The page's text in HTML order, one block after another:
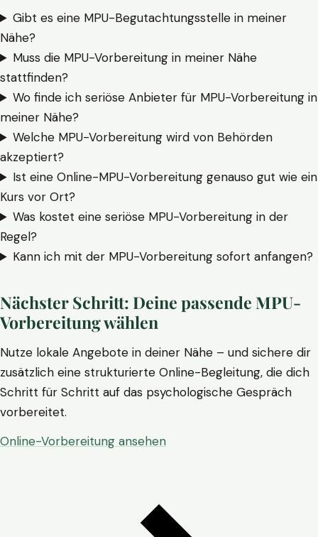
Gibt es eine MPU-Begutachtungsstelle in meiner
Nähe?
Muss die MPU-Vorbereitung in meiner Nähe
stattfinden?
Wo finde ich seriöse Anbieter für MPU-Vorbereitung in
meiner Nähe?
Welche MPU-Vorbereitung wird von Behörden
akzeptiert?
Ist eine Online-MPU-Vorbereitung genauso gut wie ein
Kurs vor Ort?
Was kostet eine seriöse MPU-Vorbereitung in der
Regel?
Kann ich mit der MPU-Vorbereitung sofort anfangen?
Nächster Schritt: Deine passende MPU-
Vorbereitung wählen
Nutze lokale Angebote in deiner Nähe – und sichere dir
zusätzlich eine strukturierte Online-Begleitung, die dich
Schritt für Schritt auf das psychologische Gespräch
vorbereitet.
Online-Vorbereitung ansehen